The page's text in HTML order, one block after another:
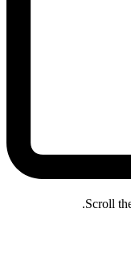
Scroll
.